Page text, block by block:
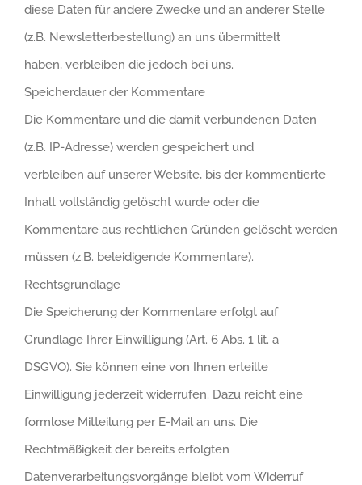
diese Daten für andere Zwecke und an anderer Stelle
(z.B. Newsletterbestellung) an uns übermittelt
haben, verbleiben die jedoch bei uns.
Speicherdauer der Kommentare
Die Kommentare und die damit verbundenen Daten
(z.B. IP-Adresse) werden gespeichert und
verbleiben auf unserer Website, bis der kommentierte
Inhalt vollständig gelöscht wurde oder die
Kommentare aus rechtlichen Gründen gelöscht werden
müssen (z.B. beleidigende Kommentare).
Rechtsgrundlage
Die Speicherung der Kommentare erfolgt auf
Grundlage Ihrer Einwilligung (Art. 6 Abs. 1 lit. a
DSGVO). Sie können eine von Ihnen erteilte
Einwilligung jederzeit widerrufen. Dazu reicht eine
formlose Mitteilung per E-Mail an uns. Die
Rechtmäßigkeit der bereits erfolgten
Datenverarbeitungsvorgänge bleibt vom Widerruf